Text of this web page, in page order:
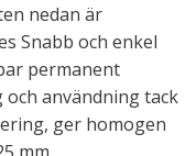
nedan är
Snabb och enkel
permanent
användning tack
ger homogen